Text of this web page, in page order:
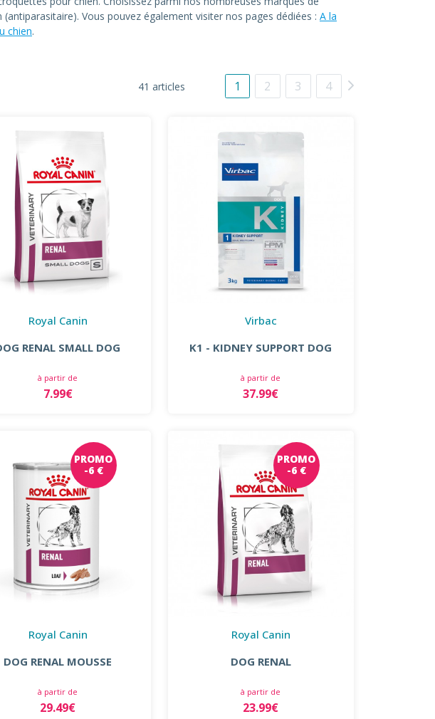
Vous pouvez également visiter nos pages dédiées : A la
chien.
41 articles 1 2 3 4
Royal Canin
RENAL SMALL DOG
à partir de
7.99€
Virbac
K1 - KIDNEY SUPPORT DOG
à partir de
37.99€
PROMO
-6 €
Royal Canin
DOG RENAL MOUSSE
à partir de
29.49€
PROMO
-6 €
Royal Canin
DOG RENAL
à partir de
23.99€